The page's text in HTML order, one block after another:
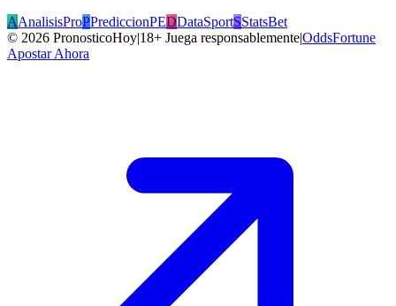
AAnalisisProPPrediccionPEDDataSportSStatsBet
© 2026 PronosticoHoy|18+ Juega responsablemente|OddsFortune
Apostar Ahora